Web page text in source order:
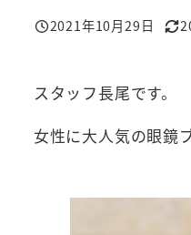
投稿日
2021年10月29日
更
スタッフ長尾です。
女性に大人気の眼鏡